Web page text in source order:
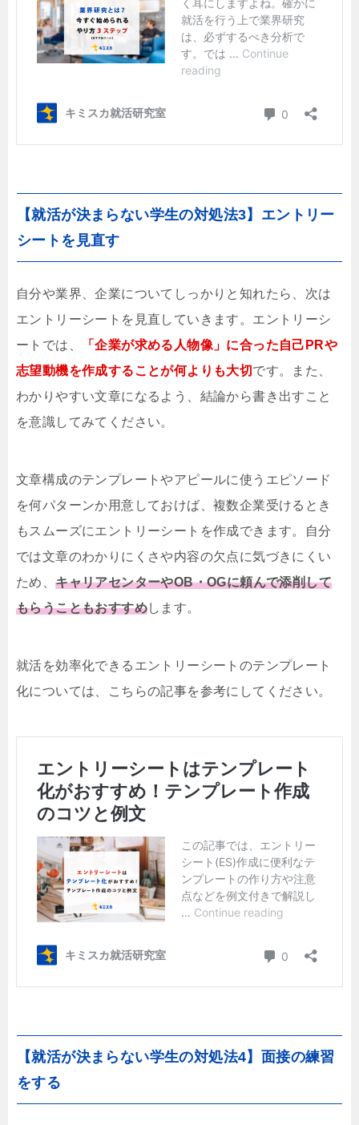
【就活が決まらない学生の対処法3】エントリー
シートを見直す
自分や業界、企業についてしっかりと知れたら、次は
エントリーシートを見直していきます。エントリーシ
ートでは、
「企業が求める人物像」に合った自己PRや
志望動機を作成することが何よりも大切です。また、
わかりやすい文章になるよう、結論から書き出すこと
を意識してみてください。
文章構成のテンプレートやアピールに使うエピソード
を何パターンか用意しておけば、複数企業受けるとき
もスムーズにエントリーシートを作成できます。自分
では文章のわかりにくさや内容の欠点に気づきにくい
ため、キャリアセンターやOB・OGに頼んで添削して
もらうこともおすすめします。
就活を効率化できるエントリーシートのテンプレート
化については、こちらの記事を参考にしてください。
【就活が決まらない学生の対処法4】面接の練習
をする